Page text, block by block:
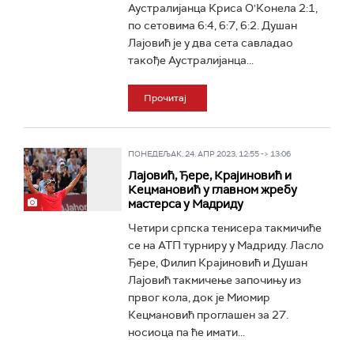
Аустралијанца Криса О'Конела 2:1,
по сетовима 6:4, 6:7, 6:2. Душан
Лајовић је у два сета савладао
такође Аустралијанца...
Прочитај
ПОНЕДЕЉАК, 24. АПР 2023, 12:55 -> 13:06
Лајовић, Ђере, Крајиновић и
Кецмановић у главном жребу
мастерса у Мадриду
Четири српска тенисера такмичиће
се на АТП турниру у Мадриду. Ласло
Ђере, Филип Крајиновић и Душан
Лајовић такмичење започињу из
првог кола, док је Миомир
Кецмановић проглашен за 27.
носиоца па ће имати...